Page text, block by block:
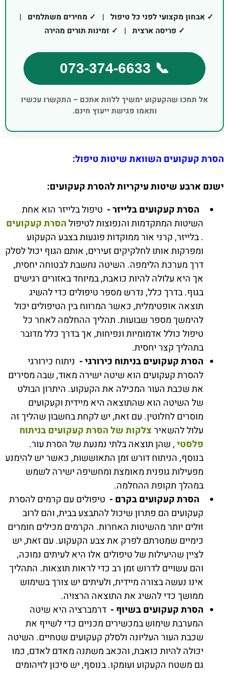
✓ אבחון מקצועי לפני כל טיפול | ✓ מחירים משתלמים |
✓ פריסה ארצית | ✓ זמינות תורים מהירה
📞 073-374-6633
אל תחכו שהקעקוע ימשיך ללוות אתכם – התקשרו עכשיו
ותאמו פגישת ייעוץ חינם.
הסרת קעקועים השוואת שיטות טיפול:
ישנם ארבע שיטות עיקריות להסרת קעקועים:
הסרת קעקועים בלייזר - טיפול בלייזר הוא אחת
השיטות המתקדמות והנפוצות לטיפולהסרת קעקועים
. בלייזר, קרני אור ממוקדות פוגעות בצבע הקעקוע
ומפרקות אותו לחלקיקים זעירים, אותם הגוף יכול לסלק
דרך מערכת הלימפה. השיטה נחשבת לבטוחה יחסית,
אך היא עלולה להיות כואבת, במיוחד באזורים רגישים
בגוף. בדרך כלל, נדרש מספר טיפולים כדי להשיג
תוצאה אופטימלית, כאשר המרווח בין הטיפולים יכול
להימשך מספר שבועות. תהליך ההחלמה לאחר כל
טיפול כולל אדמומיות ונפיחות, אך בדרך כלל מדובר
בתהליך קצר יחסית.
הסרת קעקועים בניתוח כירורגי - ניתוח כירורגי
להסרת קעקועים הוא שיטה ישירה מאוד, שבה מסירים
את שכבת העור המכילה את הקעקוע. היתרון הבולט
של השיטה הוא שהתוצאה היא מיידית וקעקועים
מוסרים לחלוטין. עם זאת, יש לקחת בחשבון שהליך זה
עלול להשאירצלקות של הסרת קעקועים בניתוח
פלסטי, שהן תוצאה בלתי נמנעת של הסרת עור.
בנוסף, הניתוח דורש זמן התאוששות, כאשר יש להימנע
מפעילות גופנית מאומצת ומחשיפה ישירה לשמש
במהלך תקופת ההחלמה.
הסרת קעקועים בקרם - טיפולים עם קרמים להסרת
קעקועים הם פתרון שיכול להתבצע בבית, והם לרוב
זולים יותר מהשיטות האחרות. הקרמים מכילים חומרים
כימיים שמטרתם לפרק את צבע הקעקוע. עם זאת, יש
לציין שהיעילות של טיפולים אלו היא לעיתים נמוכה,
והם עשויים לדרוש זמן רב כדי לראות תוצאות. התהליך
אינו נעשה בצורה מיידית, ולעיתים יש צורך בשימוש
ממושך כדי להשיג את התוצאה הרצויה.
הסרת קעקועים בשיוף - דרמברציה היא שיטה
המערבת שימוש במכשירים מכניים כדי לשייף את
שכבת העור העליונה ולסלק קעקועים שטחיים. השיטה
יכולה להיות כואבת, והכאב משתנה מאדם לאדם, כמו
גם משטח הקעקוע ועומקו. בנוסף, יש סיכון לזיהומים